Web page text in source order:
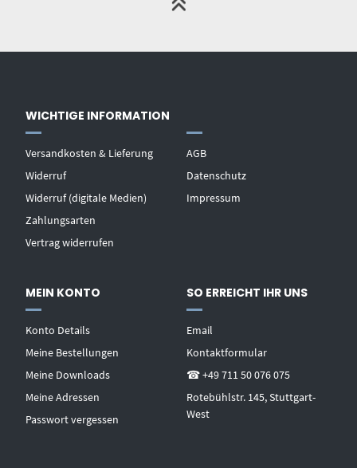
WICHTIGE INFORMATION
Versandkosten & Lieferung
Widerruf
Widerruf (digitale Medien)
Zahlungsarten
Vertrag widerrufen
AGB
Datenschutz
Impressum
MEIN KONTO
Konto Details
Meine Bestellungen
Meine Downloads
Meine Adressen
Passwort vergessen
SO ERREICHT IHR UNS
Email
Kontaktformular
☎ +49 711 50 076 075
Rotebühlstr. 145, Stuttgart-
West